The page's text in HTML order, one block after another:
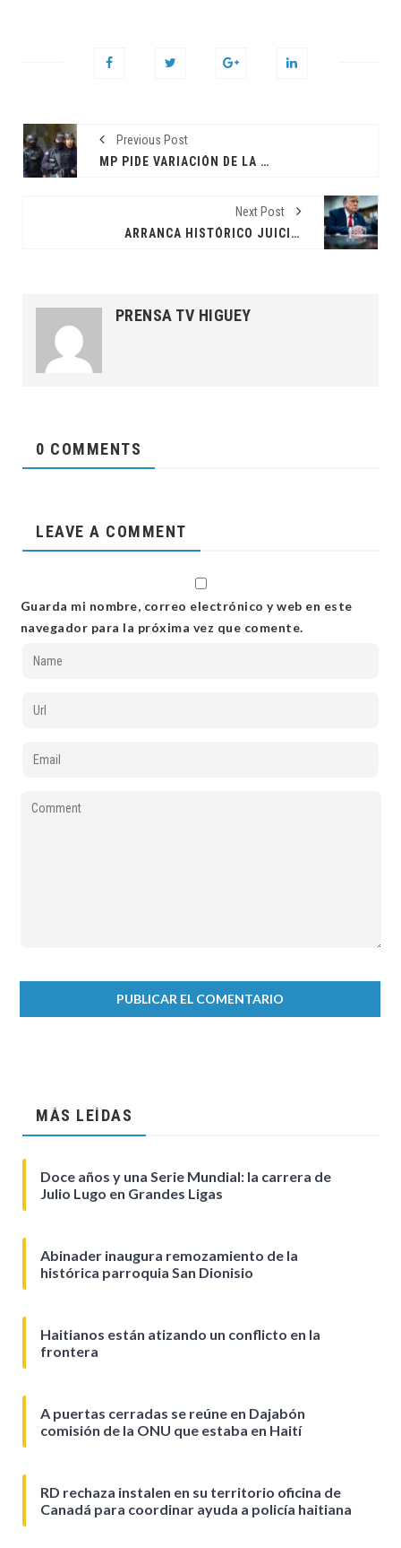
Previous Post
MP PIDE VARIACIÓN DE LA CALIFICACIÓN JURÍDICA CONTRA IMPUTADOS DE MATAR A JOSHUA FERNÁNDEZ
Next Post
ARRANCA HISTÓRICO JUICIO CONTRA DONALD TRUMP EN NUEVA YORK
PRENSA TV HIGUEY
0 COMMENTS
LEAVE A COMMENT
Guarda mi nombre, correo electrónico y web en este
navegador para la próxima vez que comente.
MÁS LEÍDAS
Doce años y una Serie Mundial: la carrera de
Julio Lugo en Grandes Ligas
Abinader inaugura remozamiento de la
histórica parroquia San Dionisio
Haitianos están atizando un conflicto en la
frontera
A puertas cerradas se reúne en Dajabón
comisión de la ONU que estaba en Haití
RD rechaza instalen en su territorio oficina de
Canadá para coordinar ayuda a policía haitiana